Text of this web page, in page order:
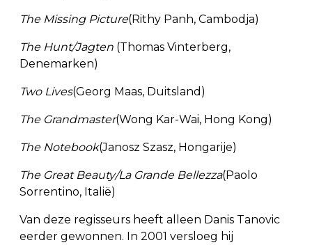
The Missing Picture(Rithy Panh, Cambodja)
The Hunt/Jagten (Thomas Vinterberg,
Denemarken)
Two Lives(Georg Maas, Duitsland)
The Grandmaster(Wong Kar-Wai, Hong Kong)
The Notebook(Janosz Szasz, Hongarije)
The Great Beauty/La Grande Bellezza(Paolo
Sorrentino, Italië)
Van deze regisseurs heeft alleen Danis Tanovic
eerder gewonnen. In 2001 versloeg hij